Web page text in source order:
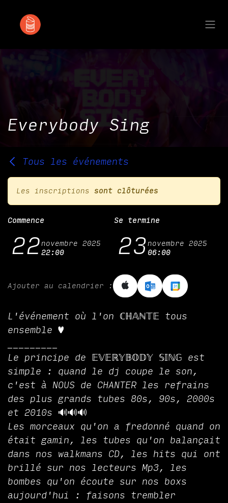
Everybody Sing
Tous les événements
Les inscriptions sont clôturées
Commence
22novembre 2025
22:00
Se termine
23novembre 2025
06:00
Ajouter au calendrier :
L'événement où l'on ℂℍ𝔸ℕ𝕋𝔼 tous
ensemble ♥
Le principe de 𝔼𝕍𝔼ℝ𝕐𝔹𝕆𝔻𝕐 𝕊𝕀ℕ𝔾 est
simple : quand le dj coupe le son,
c'est à NOUS de CHANTER les refrains
des plus grands tubes 80s, 90s, 2000s
et 2010s 🔊🔊🔊
Les morceaux qu'on a fredonné quand on
était gamin, les tubes qu'on balançait
dans nos walkmans CD, les hits qui ont
brillé sur nos lecteurs Mp3, les
bombes qu'on écoute sur nos boxs
aujourd'hui : faisons trembler